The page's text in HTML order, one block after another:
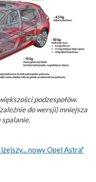
podzespołów.
do wersji) mniejsza
spalanie.
nowy Opel Astra"